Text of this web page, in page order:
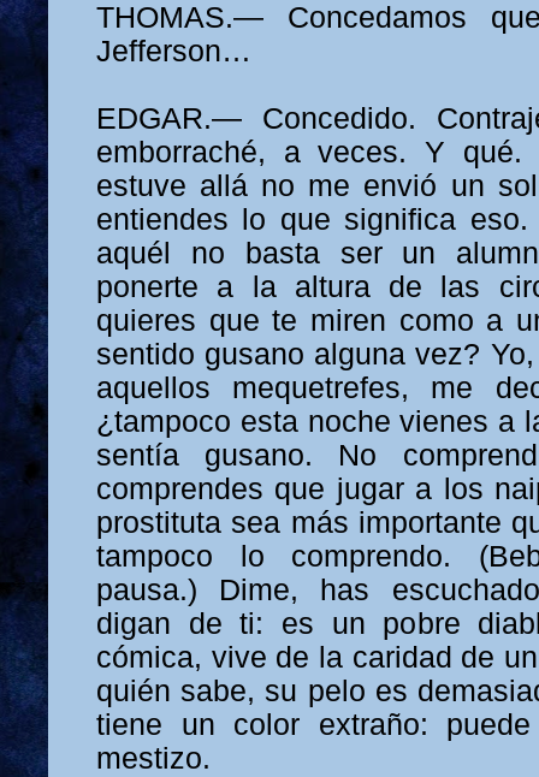
THOMAS.— Concedamos
Jefferson…
EDGAR.— Concedido.
emborraché, a veces. Y qué.
estuve allá no me envió un
entiendes lo que significa
aquél no basta ser un
ponerte a la altura de las
quieres que te miren como a
sentido gusano alguna vez?
aquellos mequetrefes, me
¿tampoco esta noche vienes a
sentía gusano. No
comprendes que jugar a los
prostituta sea más importante
tampoco lo comprendo.
pausa.) Dime, has
digan de ti: es un pobre
cómica, vive de la caridad de
quién sabe, su pelo es
tiene un color extraño:
mestizo.